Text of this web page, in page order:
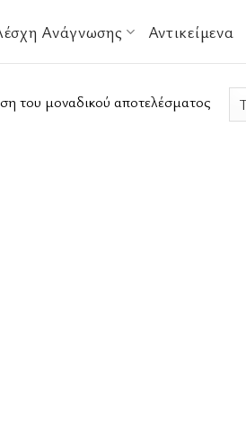
Ανάγνωσης Αντικείμενα
του μοναδικού αποτελέσματος